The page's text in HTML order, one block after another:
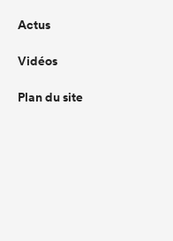
Actus
Vidéos
Plan du site